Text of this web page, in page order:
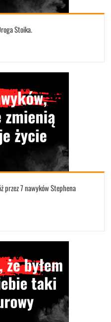
Stoika.
przez 7 nawyków Stephena